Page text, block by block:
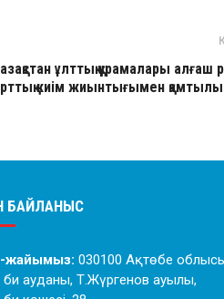
ұлттық құрамалары алғаш
киім жиынтығымен
БАЙЛАНЫС
жайымыз: 030100 Ақтөбе
би ауданы, Т.Жүргенов ауылы,